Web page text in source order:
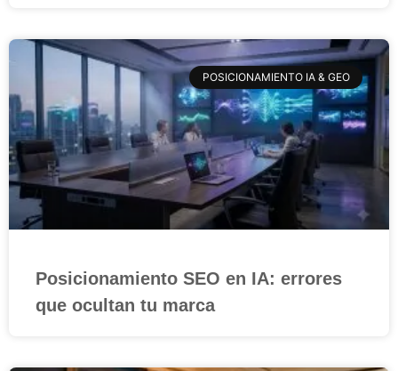
POSICIONAMIENTO IA & GEO
Posicionamiento SEO en IA: errores
que ocultan tu marca